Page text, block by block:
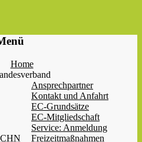
Home
Ansprechpartner
Kontakt und Anfahrt
EC-Grundsätze
EC-Mitgliedschaft
Service: Anmeldung
Freizeitmaßnahmen